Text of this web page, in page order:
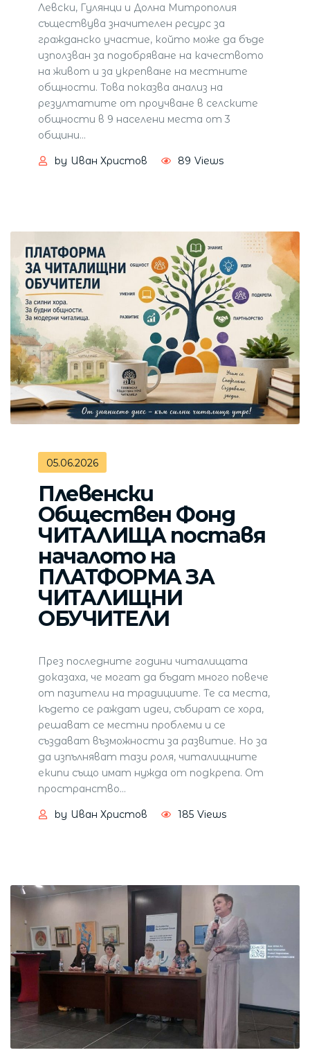
Левски, Гулянци и Долна Митрополия
съществува значителен ресурс за
гражданско участие, който може да бъде
използван за подобряване на качеството
на живот и за укрепване на местните
общности. Това показва анализ на
резултатите от проучване в селските
общности в 9 населени места от 3
общини…
by Иван Христов 89 Views
05.06.2026
Плевенски
Обществен Фонд
ЧИТАЛИЩА поставя
началото на
ПЛАТФОРМА ЗА
ЧИТАЛИЩНИ
ОБУЧИТЕЛИ
През последните години читалищата
доказаха, че могат да бъдат много повече
от пазители на традициите. Те са места,
където се раждат идеи, събират се хора,
решават се местни проблеми и се
създават възможности за развитие. Но за
да изпълняват тази роля, читалищните
екипи също имат нужда от подкрепа. От
пространство…
by Иван Христов 185 Views